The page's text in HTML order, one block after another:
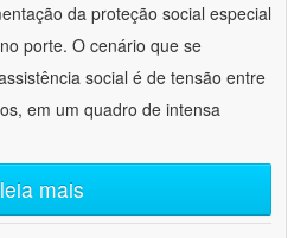
da proteção social especial
porte. O cenário que se
social é de tensão entre
em um quadro de intensa
leia mais